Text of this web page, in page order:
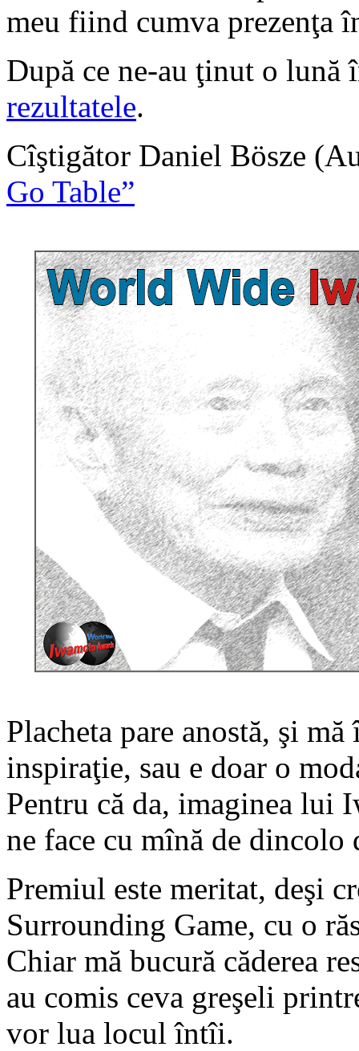
meu fiind cumva prezenţa
După ce ne-au ţinut o lună
rezultatele.
Cîştigător Daniel Bösze
Go Table”
Placheta pare anostă, şi
inspiraţie, sau e doar o
Pentru că da, imaginea lui
ne face cu mînă de dincolo
Premiul este meritat, deşi
Surrounding Game, cu o
Chiar mă bucură căderea
au comis ceva greşeli
vor lua locul întîi.